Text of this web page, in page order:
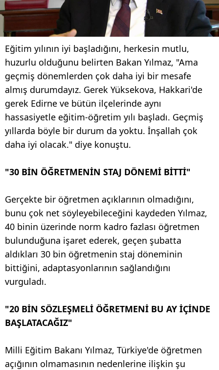
Eğitim yılının iyi başladığını, herkesin mutlu,
huzurlu olduğunu belirten Bakan Yılmaz, "Ama
geçmiş dönemlerden çok daha iyi bir mesafe
almış durumdayız. Gerek Yüksekova, Hakkari'de
gerek Edirne ve bütün ilçelerinde aynı
hassasiyetle eğitim-öğretim yılı başladı. Geçmiş
yıllarda böyle bir durum da yoktu. İnşallah çok
daha iyi olacak." diye konuştu.
"30 BİN ÖĞRETMENİN STAJ DÖNEMİ BİTTİ"
Gerçekte bir öğretmen açıklarının olmadığını,
bunu çok net söyleyebileceğini kaydeden Yılmaz,
40 binin üzerinde norm kadro fazlası öğretmen
bulunduğuna işaret ederek, geçen şubatta
aldıkları 30 bin öğretmenin staj döneminin
bittiğini, adaptasyonlarının sağlandığını
vurguladı.
"20 BİN SÖZLEŞMELİ ÖĞRETMENİ BU AY İÇİNDE
BAŞLATACAĞIZ"
Milli Eğitim Bakanı Yılmaz, Türkiye'de öğretmen
açığının olmamasının nedenlerine ilişkin şu